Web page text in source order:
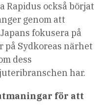
Rapidus också börjat
genom att
fokusera på
på Sydkoreas närhet
dess
har.
för att